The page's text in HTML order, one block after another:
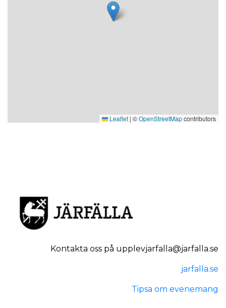
Leaflet | ©OpenStreetMapcontributors
Kontakta oss på upplevjarfalla@jarfalla.se
jarfalla.se
Tipsa om evenemang